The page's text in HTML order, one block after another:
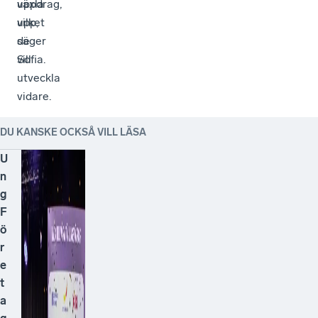
uppdrag,
vilket
de
vill
utveckla
vidare.
växla
upp,
säger
Sofia.
DU KANSKE OCKSÅ VILL LÄSA
U
n
g
F
ö
r
e
t
a